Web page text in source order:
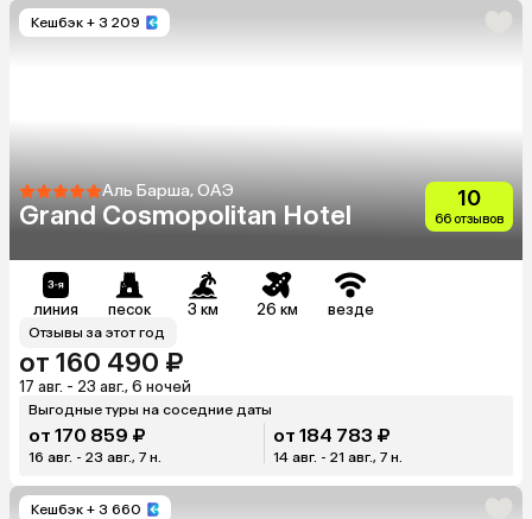
Кешбэк + 3 209
Аль Барша, ОАЭ
Grand Cosmopolitan Hotel
10
66 отзывов
линия песок 3 км 26 км везде
Отзывы за этот год
от 160 490 ₽
17 авг. - 23 авг., 6 ночей
Выгодные туры на соседние даты
от 170 859 ₽
16 авг. - 23 авг., 7 н.
от 184 783 ₽
14 авг. - 21 авг., 7 н.
Кешбэк + 3 660